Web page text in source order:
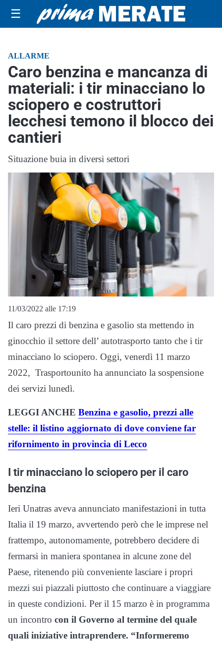
☰
ALLARME
Caro benzina e mancanza di
materiali: i tir minacciano lo
sciopero e costruttori
lecchesi temono il blocco dei
cantieri
Situazione buia in diversi settori
11/03/2022 alle 17:19
Il caro prezzi di benzina e gasolio sta mettendo in
ginocchio il settore dell’ autotrasporto tanto che i tir
minacciano lo sciopero. Oggi, venerdì 11 marzo
2022, Trasportounito ha annunciato la sospensione
dei servizi lunedì.
LEGGI ANCHE Benzina e gasolio, prezzi alle
stelle: il listino aggiornato di dove conviene far
rifornimento in provincia di Lecco
I tir minacciano lo sciopero per il caro
benzina
Ieri Unatras aveva annunciato manifestazioni in tutta
Italia il 19 marzo, avvertendo però che le imprese nel
frattempo, autonomamente, potrebbero decidere di
fermarsi in maniera spontanea in alcune zone del
Paese, ritenendo più conveniente lasciare i propri
mezzi sui piazzali piuttosto che continuare a viaggiare
in queste condizioni. Per il 15 marzo è in programma
un incontro con il Governo al termine del quale
quali iniziative intraprendere. “Informeremo